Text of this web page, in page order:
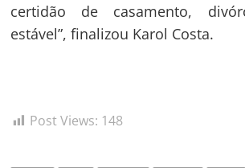
certidão de casamento,
estável”, finalizou Karol Costa.
Post Views: 148